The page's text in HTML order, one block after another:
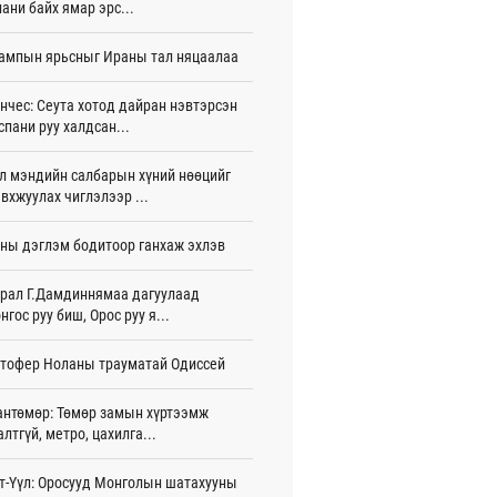
тэглэлээ
цаг 57 мин
15 цаг 50 мин
XI тэмцээнд 32 орны
өрсөлдөж байна
Польшийн соёл, аялал
талаар санал солилцов
15 цаг 40 мин
Улс “Garuda Candi Dharma III 2026”
улсын энхийг сахиулах сургуулилтад
15 цаг 28 мин
газрын зураг”-ийн хэвлэмэл
Голомт банкны салбараас үнэ
байх ямар эрс...
ярьсныг Ираны тал няцаалаа
Сеута хотод дайран нэвтэрсэн
руу халдсан...
мэндийн салбарын хүний нөөцийг
чиглэлээр ...
дэглэм бодитоор ганхаж эхлэв
Г.Дамдиннямаа дагуулаад
руу биш, Орос руу я...
Ноланы трауматай Одиссей
Төмөр замын хүртээмж
метро, цахилга...
Үүл: Оросууд Монголын шатахууны